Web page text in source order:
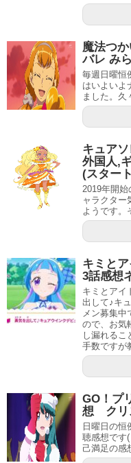
そして今回はアイワーン
ンというそうです。
…アイワーンしかりまん
魔法つ
バレ み
毎週日曜恒
はいよいよ
ました。久
キュア
外国人,
(スター
2019年開
ャラクター
ようです。
キミと
3話感想
キミとアイ
出して♪キ
メン募集
ので、お気
し漏れるこ
手数ですが
GO！プ
想 クリ
日曜日の恒
聴感想です
己満足の感